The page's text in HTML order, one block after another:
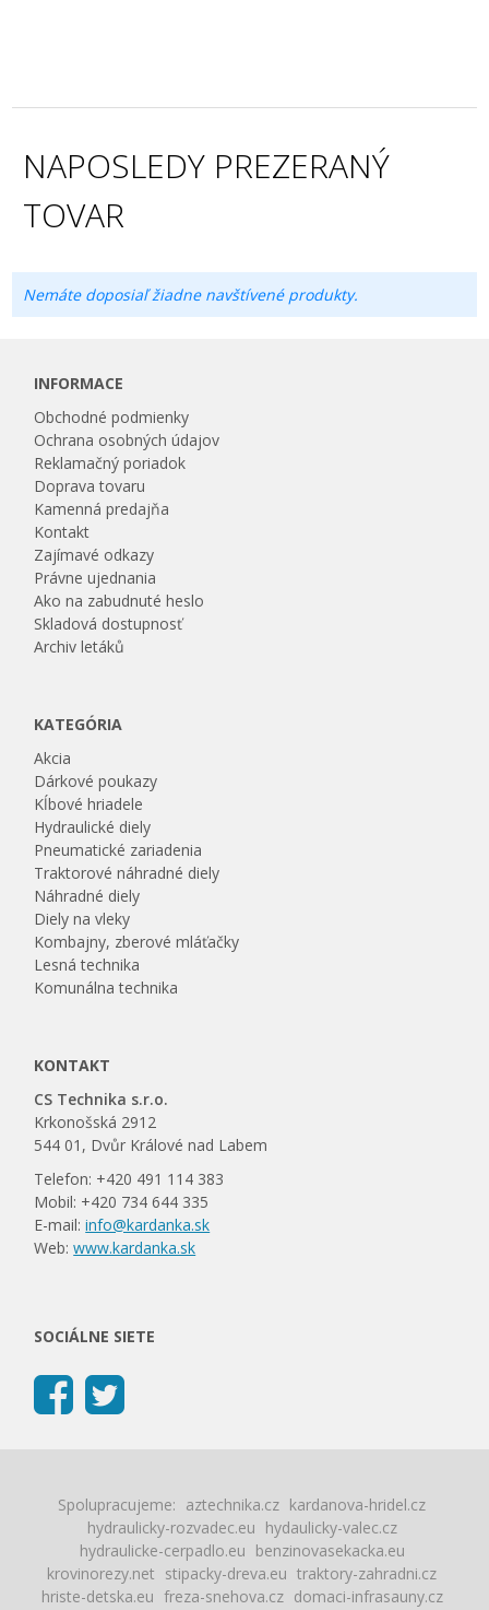
NAPOSLEDY PREZERANÝ
TOVAR
Nemáte doposiaľ žiadne navštívené produkty.
INFORMACE
Obchodné podmienky
Ochrana osobných údajov
Reklamačný poriadok
Doprava tovaru
Kamenná predajňa
Kontakt
Zajímavé odkazy
Právne ujednania
Ako na zabudnuté heslo
Skladová dostupnosť
Archiv letáků
KATEGÓRIA
Akcia
Dárkové poukazy
Kĺbové hriadele
Hydraulické diely
Pneumatické zariadenia
Traktorové náhradné diely
Náhradné diely
Diely na vleky
Kombajny, zberové mláťačky
Lesná technika
Komunálna technika
KONTAKT
CS Technika s.r.o.
Krkonošská 2912
544 01, Dvůr Králové nad Labem
Telefon: +420 491 114 383
Mobil: +420 734 644 335
E-mail:info@kardanka.sk
Web:www.kardanka.sk
SOCIÁLNE SIETE
Spolupracujeme: aztechnika.cz kardanova-hridel.cz
hydraulicky-rozvadec.eu hydaulicky-valec.cz
hydraulicke-cerpadlo.eu benzinovasekacka.eu
krovinorezy.net stipacky-dreva.eu traktory-zahradni.cz
hriste-detska.eu freza-snehova.cz domaci-infrasauny.cz